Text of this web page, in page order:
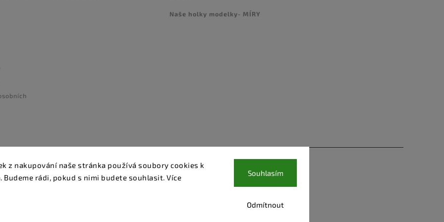
z nakupování naše stránka používá soubory cookies k
Budeme rádi, pokud s nimi budete souhlasit. Více
Odmítnout
Souhlasím
Naše holky modelky- MÍRY
Copyright 2026Glamstore. Všechna práva vyhrazena.
Upravit nastavení cookies